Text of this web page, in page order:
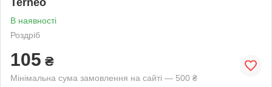
В наявності
Роздріб
105 ₴
Мінімальна сума замовлення на сайті — 500 ₴